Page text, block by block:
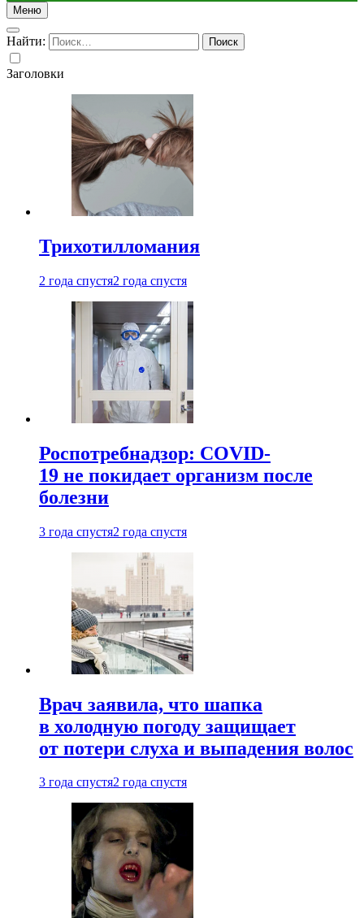
Меню
Найти:
Заголовки
Трихотилломания
2 года спустя2 года спустя
Роспотребнадзор: COVID-
19 не покидает организм после
болезни
3 года спустя2 года спустя
Врач заявила, что шапка
в холодную погоду защищает
от потери слуха и выпадения волос
3 года спустя2 года спустя